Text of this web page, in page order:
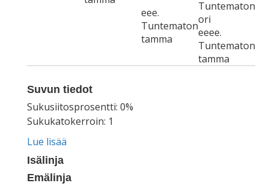
eee.
Tuntematon
tamma
Tuntematon
ori
eeee.
Tuntematon
tamma
Suvun tiedot
Sukusiitosprosentti: 0%
Sukukatokerroin: 1
Lue lisää
Isälinja
Emälinja